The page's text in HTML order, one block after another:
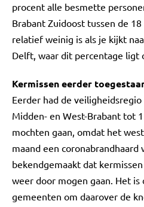
procent alle besmette
Brabant Zuidoost tussen de
relatief weinig is als je kijkt
Delft, waar dit percentage ligt
Kermissen eerder
Eerder had de
Midden- en West-Brabant tot
mochten gaan, omdat het
maand een coronabrandhaard
bekendgemaakt dat
weer door mogen gaan. Het is
gemeenten om daarover de